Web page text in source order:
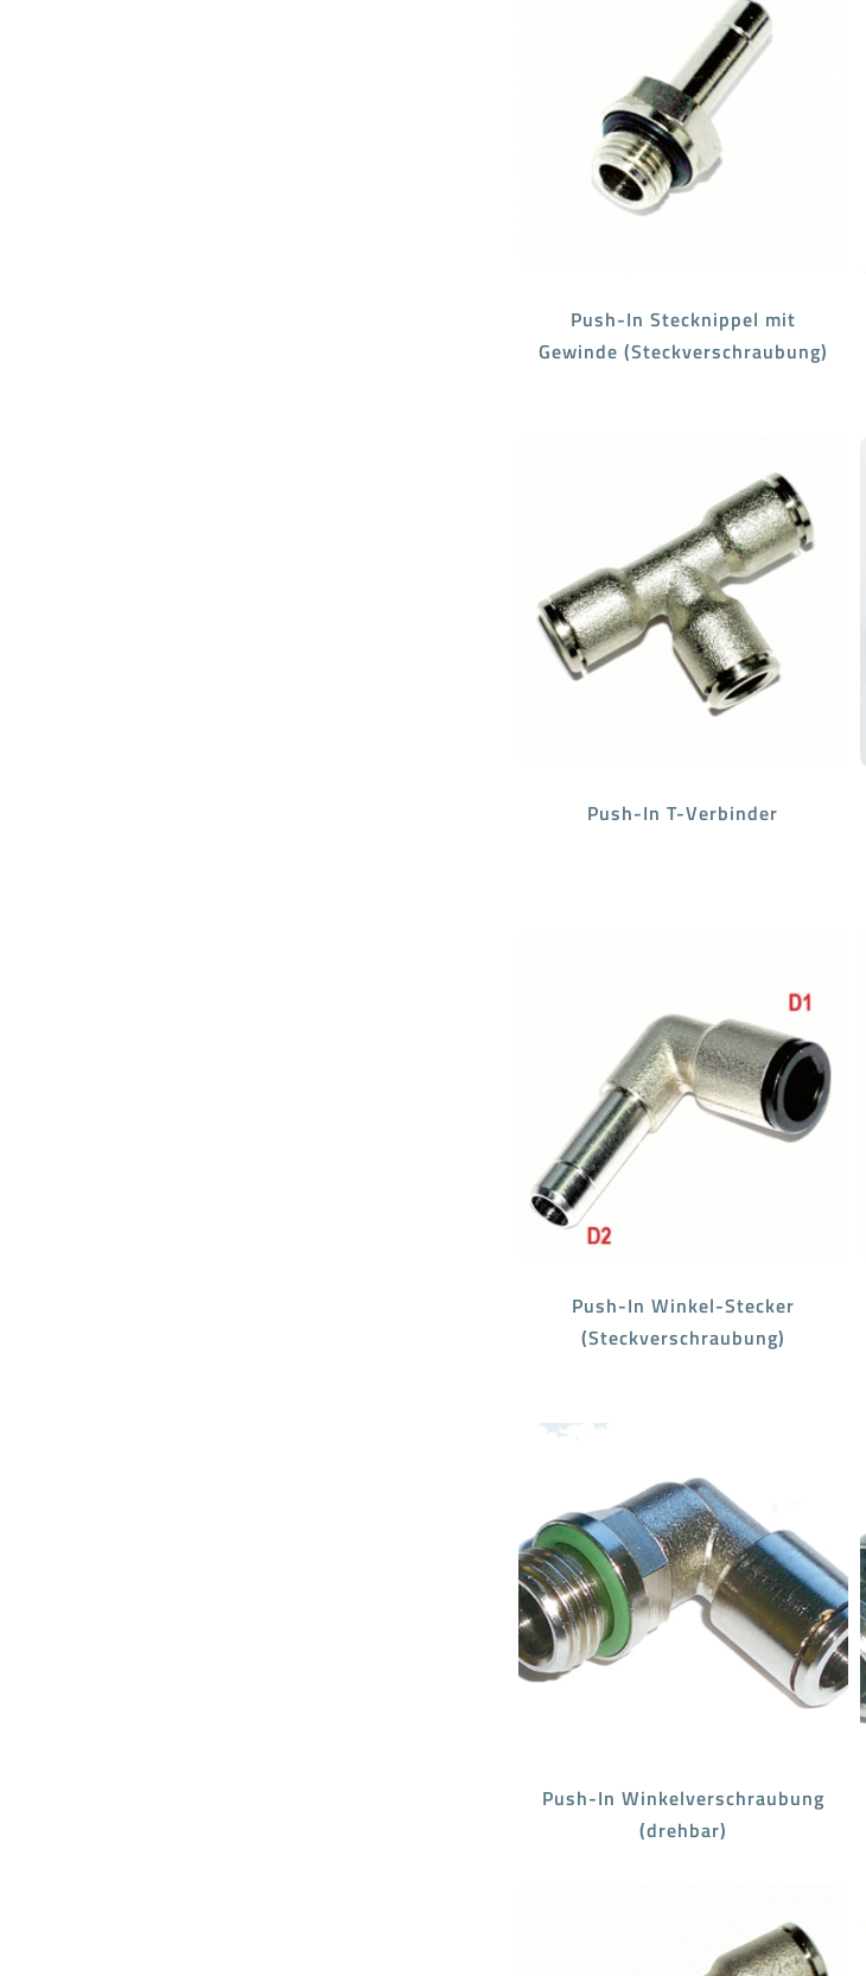
Push-In Stecknippel mit
Gewinde (Steckverschraubung)
Push-In T-Verbinder
Push-In Winkel-Stecker
(Steckverschraubung)
Push-In Winkelverschraubung
(drehbar)